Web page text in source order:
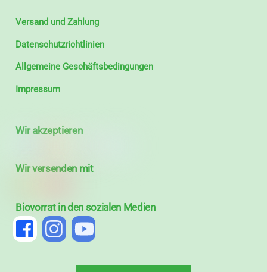
Versand und Zahlung
Datenschutzrichtlinien
Allgemeine Geschäftsbedingungen
Impressum
Wir akzeptieren
Wir versenden mit
Biovorrat in den sozialen Medien